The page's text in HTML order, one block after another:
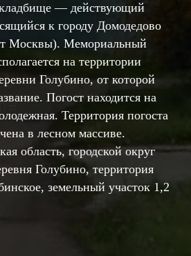
кладбище — действующий
к городу Домодедово
Москвы). Мемориальный
на территории
Голубино, от которой
Погост находится на
Территория погоста
в лесном массиве.
область, городской округ
Голубино, территория
земельный участок 1,2